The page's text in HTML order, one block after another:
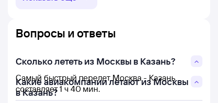
Вопросы и ответы
Сколько лететь из Москвы в Казань?
Самый быстрый перелет Москва - Казань
составляет 1 ч 40 мин.
Какие авиакомпании летают из Москвы
в Казань?